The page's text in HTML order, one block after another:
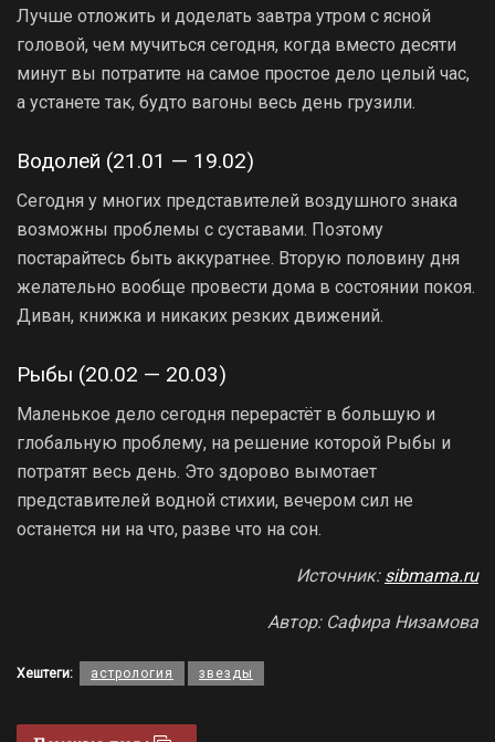
Лучше отложить и доделать завтра утром с ясной
головой, чем мучиться сегодня, когда вместо десяти
минут вы потратите на самое простое дело целый час,
а устанете так, будто вагоны весь день грузили.
Водолей (21.01 — 19.02)
Сегодня у многих представителей воздушного знака
возможны проблемы с суставами. Поэтому
постарайтесь быть аккуратнее. Вторую половину дня
желательно вообще провести дома в состоянии покоя.
Диван, книжка и никаких резких движений.
Рыбы (20.02 — 20.03)
Маленькое дело сегодня перерастёт в большую и
глобальную проблему, на решение которой Рыбы и
потратят весь день. Это здорово вымотает
представителей водной стихии, вечером сил не
останется ни на что, разве что на сон.
Источник: sibmama.ru
Автор: Сафира Низамова
Хештеги: астрология звезды